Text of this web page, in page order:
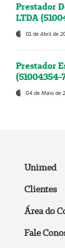
Prestador
LTDA
01 de Abril de
Prestador
(51004354-
04 de Maio de
Unimed
Clientes
Área do
Fale